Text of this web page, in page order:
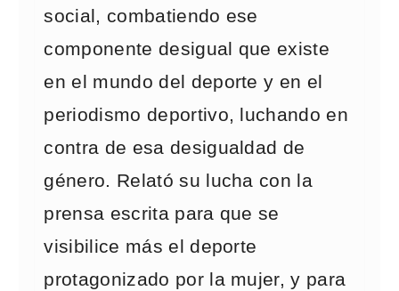
social, combatiendo ese
componente desigual que existe
en el mundo del deporte y en el
periodismo deportivo, luchando en
contra de esa desigualdad de
género. Relató su lucha con la
prensa escrita para que se
visibilice más el deporte
protagonizado por la mujer, y para